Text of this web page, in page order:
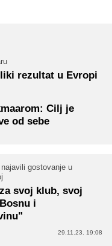
rezultat u Evropi
Cilj je
od sebe
gostovanje u
svoj klub, svoj
i
29.11.23. 19:08